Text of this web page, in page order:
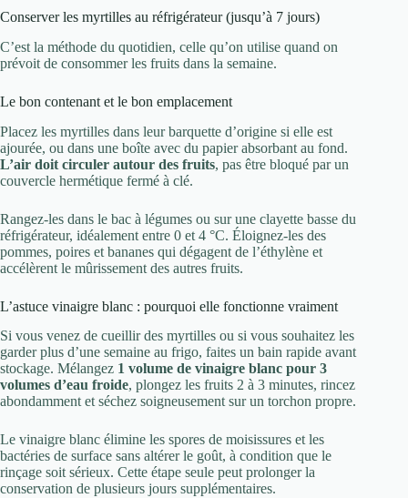
Conserver les myrtilles au réfrigérateur (jusqu’à 7 jours)
C’est la méthode du quotidien, celle qu’on utilise quand on
prévoit de consommer les fruits dans la semaine.
Le bon contenant et le bon emplacement
Placez les myrtilles dans leur barquette d’origine si elle est
ajourée, ou dans une boîte avec du papier absorbant au fond.
L’air doit circuler autour des fruits, pas être bloqué par un
couvercle hermétique fermé à clé.
Rangez-les dans le bac à légumes ou sur une clayette basse du
réfrigérateur, idéalement entre 0 et 4 °C. Éloignez-les des
pommes, poires et bananes qui dégagent de l’éthylène et
accélèrent le mûrissement des autres fruits.
L’astuce vinaigre blanc : pourquoi elle fonctionne vraiment
Si vous venez de cueillir des myrtilles ou si vous souhaitez les
garder plus d’une semaine au frigo, faites un bain rapide avant
stockage. Mélangez 1 volume de vinaigre blanc pour 3
volumes d’eau froide, plongez les fruits 2 à 3 minutes, rincez
abondamment et séchez soigneusement sur un torchon propre.
Le vinaigre blanc élimine les spores de moisissures et les
bactéries de surface sans altérer le goût, à condition que le
rinçage soit sérieux. Cette étape seule peut prolonger la
conservation de plusieurs jours supplémentaires.